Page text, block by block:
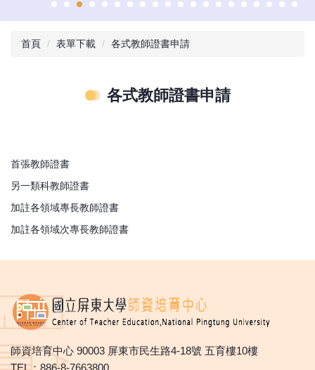
首頁 表單下載 各式教師證書申請
各式教師證書申請
首張教師證書
另一類科教師證書
加註各領域專長教師證書
加註各領域次專長教師證書
師資培育中心 90003 屏東市民生路4-18號 五育樓10樓